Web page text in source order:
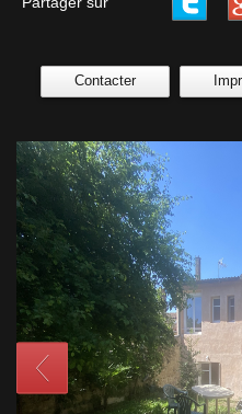
Contacter